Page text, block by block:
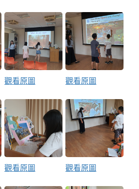
觀看原圖 觀看原圖
觀看原圖 觀看原圖